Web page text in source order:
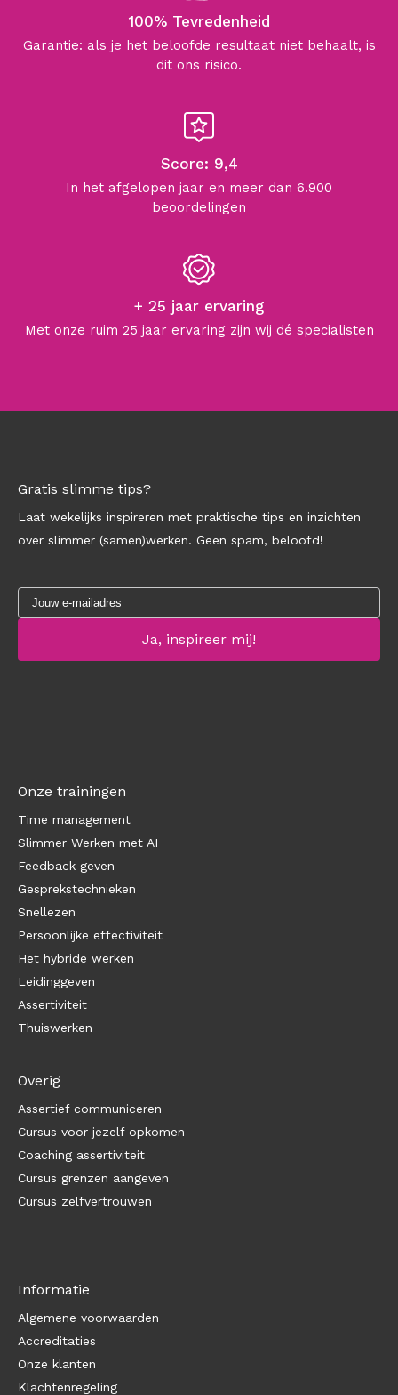
100% Tevredenheid
Garantie: als je het beloofde resultaat niet behaalt, is
dit ons risico.
Score: 9,4
In het afgelopen jaar en meer dan 6.900
beoordelingen
+ 25 jaar ervaring
Met onze ruim 25 jaar ervaring zijn wij dé specialisten
Gratis slimme tips?
Laat wekelijks inspireren met praktische tips en inzichten
over slimmer (samen)werken. Geen spam, beloofd!
Onze trainingen
Time management
Slimmer Werken met AI
Feedback geven
Gesprekstechnieken
Snellezen
Persoonlijke effectiviteit
Het hybride werken
Leidinggeven
Assertiviteit
Thuiswerken
Overig
Assertief communiceren
Cursus voor jezelf opkomen
Coaching assertiviteit
Cursus grenzen aangeven
Cursus zelfvertrouwen
Informatie
Algemene voorwaarden
Accreditaties
Onze klanten
Klachtenregeling